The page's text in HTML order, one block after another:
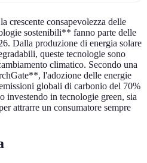
crescente consapevolezza delle
sostenibili** fanno parte delle
Dalla produzione di energia solare
queste tecnologie sono
climatico. Secondo una
l'adozione delle energie
globali di carbonio del 70%
investendo in tecnologie green, sia
attrarre un consumatore sempre